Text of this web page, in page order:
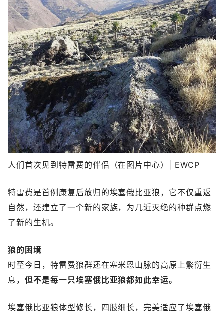
人们首次见到特雷费的伴侣（在图片中心）| EWCP
特雷费是首例康复后放归的埃塞俄比亚狼，它不仅重返
自然，还建立了一个新的家族，为几近灭绝的种群点燃
了新的生机。
狼的困境
时至今日，特雷费狼群还在塞米恩山脉的高原上繁衍生
息， 但不是每一只埃塞俄比亚狼都如此幸运。
埃塞俄比亚狼体型修长，四肢细长，完美适应了埃塞俄